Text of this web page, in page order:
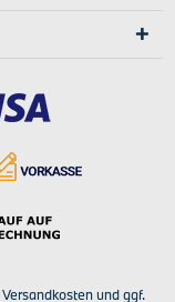
Versandkostenund ggf.